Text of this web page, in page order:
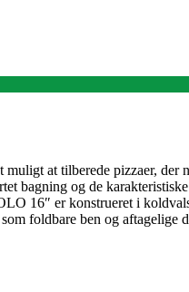
at tilberede pizzaer, der
bagning og de
16″ er konstrueret i
foldbare ben og aftagelige